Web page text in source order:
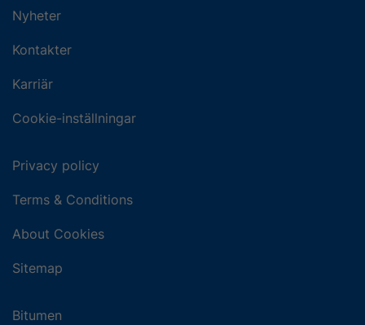
Nyheter
Kontakter
Karriär
Cookie-inställningar
Privacy policy
Terms & Conditions
About Cookies
Sitemap
Bitumen